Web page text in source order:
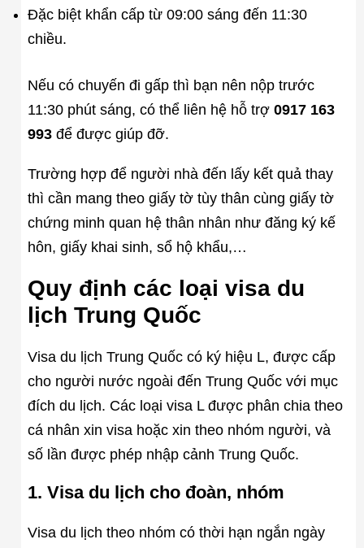
Đặc biệt khẩn cấp từ 09:00 sáng đến 11:30
chiều.
Nếu có chuyến đi gấp thì bạn nên nộp trước
11:30 phút sáng, có thể liên hệ hỗ trợ 0917 163
993để được giúp đỡ.
Trường hợp để người nhà đến lấy kết quả thay
thì cần mang theo giấy tờ tùy thân cùng giấy tờ
chứng minh quan hệ thân nhân như đăng ký kế
hôn, giấy khai sinh, sổ hộ khẩu,…
Quy định các loại visa du
lịch Trung Quốc
Visa du lịch Trung Quốc có ký hiệu L, được cấp
cho người nước ngoài đến Trung Quốc với mục
đích du lịch. Các loại visa L được phân chia theo
cá nhân xin visa hoặc xin theo nhóm người, và
số lần được phép nhập cảnh Trung Quốc.
1. Visa du lịch cho đoàn, nhóm
Visa du lịch theo nhóm có thời hạn ngắn ngày